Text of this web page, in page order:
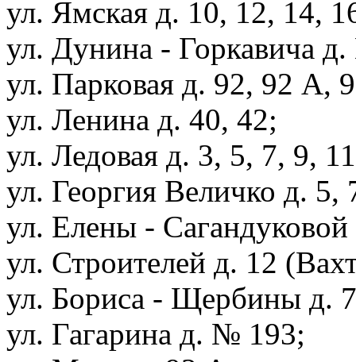
ул. Ямская д. 10, 12, 14,
ул. Дунина - Горкавича
ул. Парковая д. 92, 92 А,
ул. Ленина д. 40, 42;
ул. Ледовая д. 3, 5, 7, 9,
ул. Георгия Величко д. 5,
ул. Елены -
ул. Строителей д. 12
ул. Бориса - Щербины д.
ул. Гагарина д. № 193;